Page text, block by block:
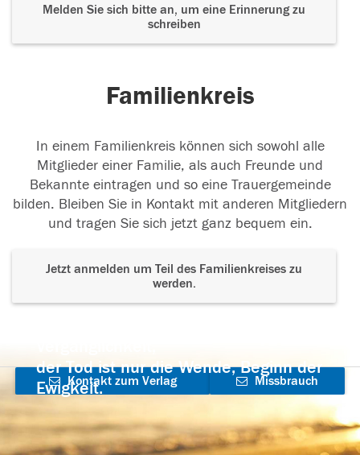
Melden Sie sich bitte an, um eine Erinnerung zu
schreiben
Familienkreis
In einem Familienkreis können sich sowohl alle
Mitglieder einer Familie, als auch Freunde und
Bekannte eintragen und so eine Trauergemeinde
bilden. Bleiben Sie in Kontakt mit anderen Mitgliedern
und tragen Sie sich jetzt ganz bequem ein.
Jetzt anmelden um Teil des Familienkreises zu
werden.
der Tod ist nur die Wende, Beginn der
Ewigkeit.
Kontakt zum Verlag
aufnehmen
Missbrauch